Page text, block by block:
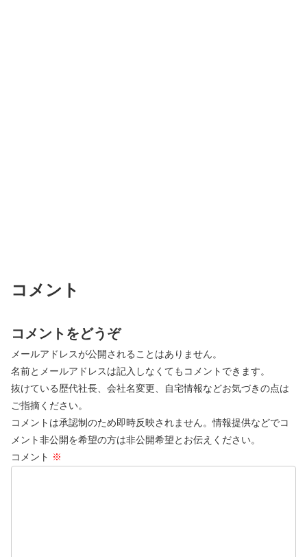
コメント
コメントをどうぞ
メールアドレスが公開されることはありません。
名前とメールアドレスは記入しなくてもコメントできます。
抜けている歴代社長、会社名変更、自宅情報などお気づきの点は
ご指摘ください。
コメントは承認制のため即時反映されません。情報提供などでコ
メント非公開を希望の方は非公開希望とお伝えください。
コメント ※